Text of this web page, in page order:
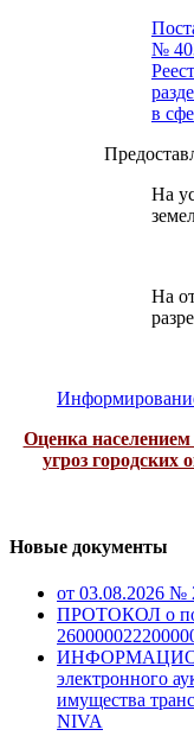
№
в
На
На
Оценка
угроз
Новые документы
от 03.08.2026 №
ПРОТОКОЛ о
электронного
имущества
NIVA